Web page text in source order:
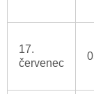
17.
červenec